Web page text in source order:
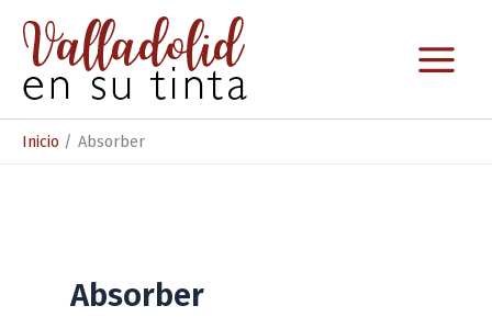
contenido
Inicio Absorber
Absorber